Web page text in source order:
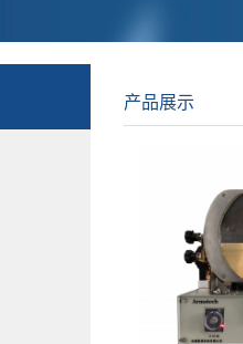
产品展示